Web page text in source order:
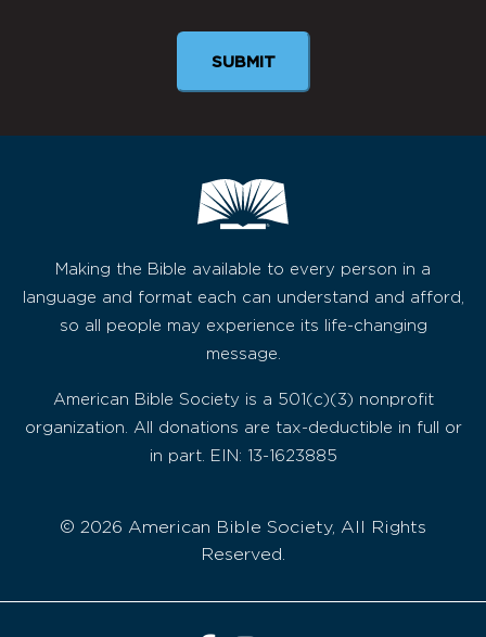
Making the Bible available to every person in a
language and format each can understand and afford,
so all people may experience its life-changing
message.
American Bible Society is a 501(c)(3) nonprofit
organization. All donations are tax-deductible in full or
in part. EIN: 13-1623885
© 2026 American Bible Society, All Rights
Reserved.